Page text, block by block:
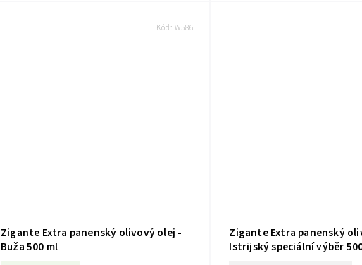
Zigante Extra panenský olivový olej -
Buža 500 ml
Kód:W586
Zigante Extra panenský
Istrijský speciální výběr